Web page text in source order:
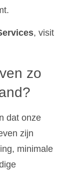
, visit
zo
dat onze
zijn
minimale